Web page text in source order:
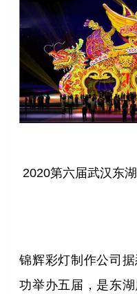
2020第六届武汉东
锦辉彩灯制作公司
功举办五届，是东